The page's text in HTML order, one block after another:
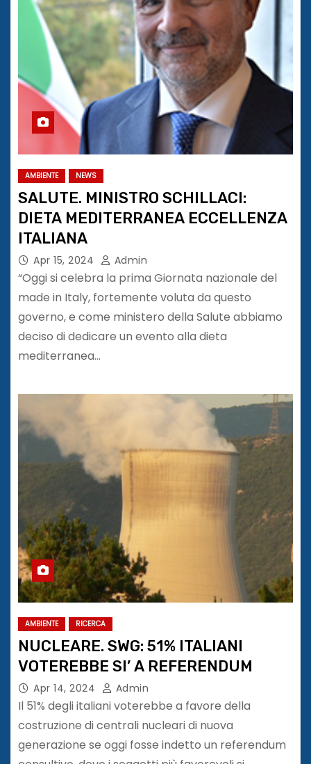
AMBIENTE NEWS
SALUTE. MINISTRO SCHILLACI:
DIETA MEDITERRANEA ECCELLENZA
ITALIANA
Apr 15, 2024 Admin
“Oggi si celebra la prima Giornata nazionale del
made in Italy, fortemente voluta da questo
governo, e come ministero della Salute abbiamo
deciso di dedicare un evento alla dieta
mediterranea…
AMBIENTE RICERCA
NUCLEARE. SWG: 51% ITALIANI
VOTEREBBE SI’ A REFERENDUM
Apr 14, 2024 Admin
Il 51% degli italiani voterebbe a favore della
costruzione di centrali nucleari di nuova
generazione se oggi fosse indetto un referendum